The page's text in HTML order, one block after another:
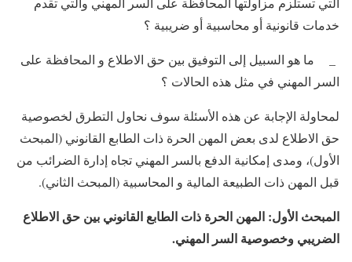
خدمات قانونية أو محاسبية أو ضريبية ؟
_ ما هو السبيل إلى التوفيق بين حق الاطلاع و المحافظة على
السر المهني في مثل هذه الحالات ؟
لمحاولة الإجابة عن هذه الأسئلة سوف نحاول التطرق لخصوصية
حق الاطلاع لدى بعض المهن الحرة ذات الطابع القانوني (المبحث
الأول)، ومدى إمكانية الدفع بالسر المهني تجاه إدارة الضرائب من
قبل المهن ذات الطبيعة المالية و المحاسبية (المبحث الثاني).
المبحث الأول: المهن الحرة ذات الطابع القانوني بين حق الاطلاع
الضريبي وخصوصية السر المهني.